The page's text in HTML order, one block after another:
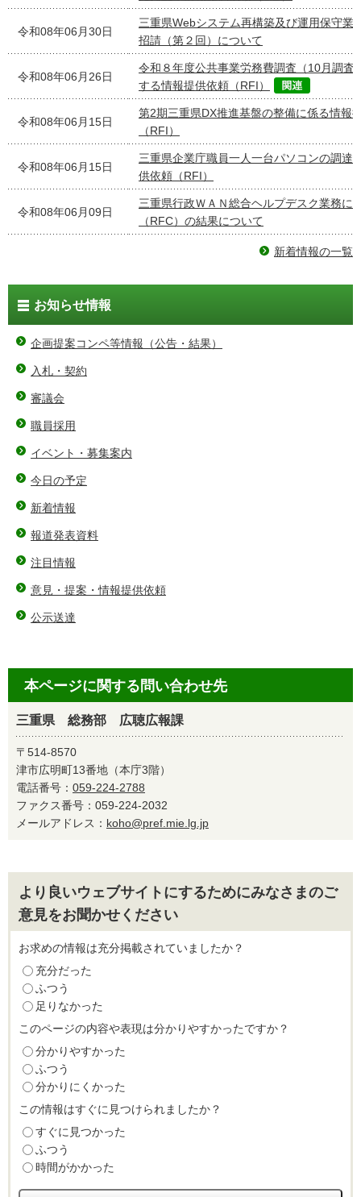
令和08年06月30日
三重県Webシステム再構築及び運用保守業
招請（第２回）について
令和08年06月26日
令和８年度公共事業労務費調査（10月調査
する情報提供依頼（RFI）
令和08年06月15日
第2期三重県DX推進基盤の整備に係る情報
（RFI）
令和08年06月15日
三重県企業庁職員一人一台パソコンの調達
供依頼（RFI）
令和08年06月09日
三重県行政ＷＡＮ総合ヘルプデスク業務に
（RFC）の結果について
新着情報の一覧
お知らせ情報
企画提案コンペ等情報（公告・結果）
入札・契約
審議会
職員採用
イベント・募集案内
今日の予定
新着情報
報道発表資料
注目情報
意見・提案・情報提供依頼
公示送達
本ページに関する問い合わせ先
三重県 総務部 広聴広報課
〒514-8570
津市広明町13番地（本庁3階）
電話番号： 059-224-2788
ファクス番号：059-224-2032
メールアドレス： koho@pref.mie.lg.jp
より良いウェブサイトにするためにみなさまのご
意見をお聞かせください
お求めの情報は充分掲載されていましたか？
充分だった
ふつう
足りなかった
このページの内容や表現は分かりやすかったですか？
分かりやすかった
ふつう
分かりにくかった
この情報はすぐに見つけられましたか？
すぐに見つかった
ふつう
時間がかかった